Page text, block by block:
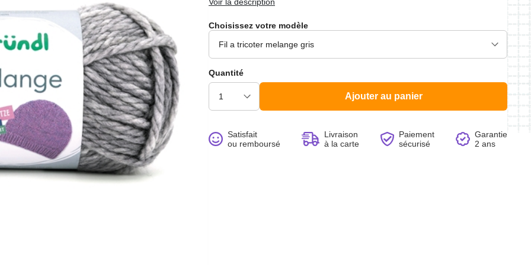
>
Choisissez votre modèle
Quantité
Ajouter au panier
Satisfait
ou remboursé
Livraison
à la carte
Paiement
sécurisé
Garantie
2 ans